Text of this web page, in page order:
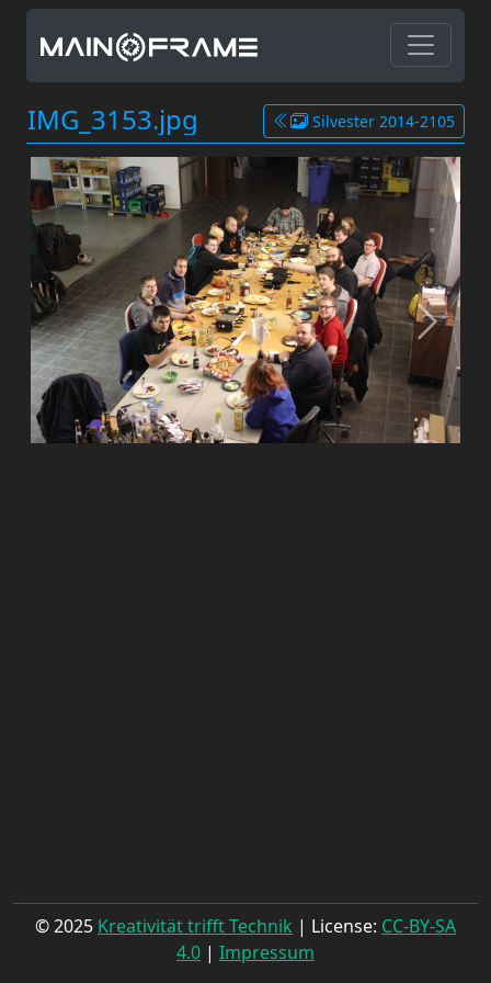
IMG_3153.jpg Silvester 2014-2105
© 2025 Kreativität trifft Technik | License: CC-BY-SA
4.0 | Impressum